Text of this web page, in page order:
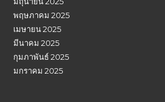
พฤษภาคม 2025
เมษายน 2025
มีนาคม 2025
กุมภาพันธ์ 2025
มกราคม 2025